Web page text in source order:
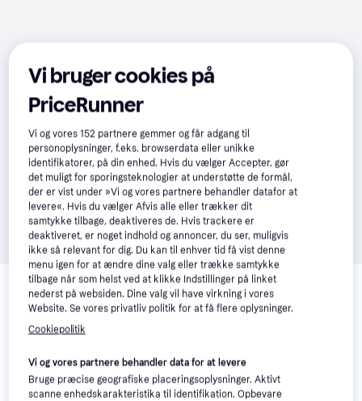
Relaterede produkter
Se vores forslag til andre produkter, der matcher dine
Vi bruger cookies på
PriceRunner
Vi og vores152 partnere gemmer og får adgang til
personoplysninger, f.eks. browserdata eller unikke
identifikatorer, på din enhed. Hvis du vælger Accepter, gør
det muligt for sporingsteknologier at understøtte de formål,
der er vist under »Vi og vores partnere behandler datafor at
levere«. Hvis du vælger Afvis alle eller trækker dit
samtykke tilbage, deaktiveres de. Hvis trackere er
deaktiveret, er noget indhold og annoncer, du ser, muligvis
ikke så relevant for dig. Du kan til enhver tid få vist denne
menu igen for at ændre dine valg eller trække samtykke
tilbage når som helst ved at klikke Indstillinger på linket
nederst på websiden. Dine valg vil have virkning i vores
Website. Se vores privatliv politik for at få flere oplysninger.
Cookiepolitik
Vi og vores partnere behandler data for at levere
Bruge præcise geografiske placeringsoplysninger. Aktivt
scanne enhedskarakteristika til identifikation. Opbevare